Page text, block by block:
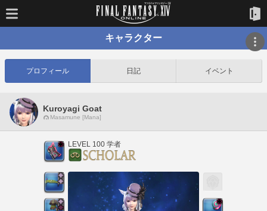
キャラクター
プロフィール 日記 イベント
Kuroyagi Goat
Masamune [Mana]
LEVEL 100 学者